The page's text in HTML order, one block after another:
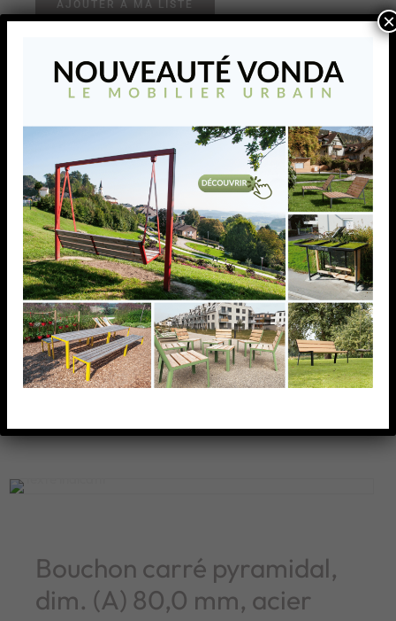
AJOUTER À MA LISTE
Bouchon carré pyramidal,
dim. (A) 120,0 mm, acier
Bouchon carré pyramidal, dim. (A) 120,0 mm, acier
AJOUTER À MA LISTE
Bouchon carré pyramidal,
dim. (A) 80,0 mm, acier
×